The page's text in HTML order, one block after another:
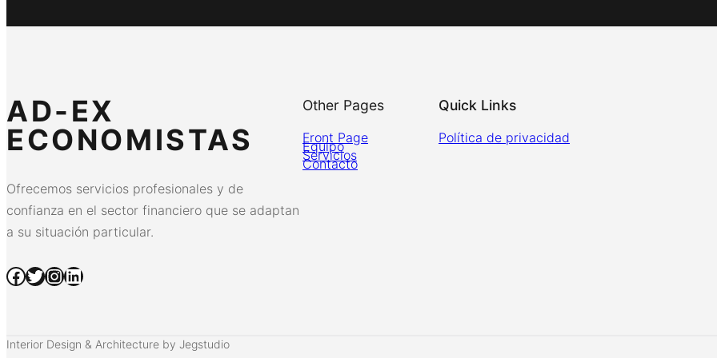
AD-EX
ECONOMISTAS
Ofrecemos servicios profesionales y de
confianza en el sector financiero que se adaptan
a su situación particular.
Facebook Twitter InstagramLinkedIn
Other Pages
Front Page
Equipo
Servicios
Contacto
Quick Links
Política de privacidad
Interior Design & Architecture by Jegstudio